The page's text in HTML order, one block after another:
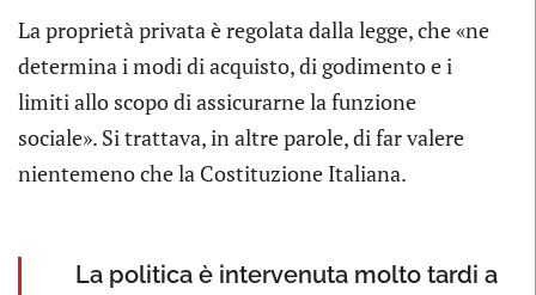
La proprietà privata è regolata dalla legge, che «ne
determina i modi di acquisto, di godimento e i
limiti allo scopo di assicurarne la funzione
sociale». Si trattava, in altre parole, di far valere
nientemeno che la Costituzione Italiana.
La politica è intervenuta molto tardi a